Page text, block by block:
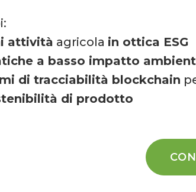
attività agricola in ottica ESG
a basso impatto
di tracciabilità blockchain
di prodotto